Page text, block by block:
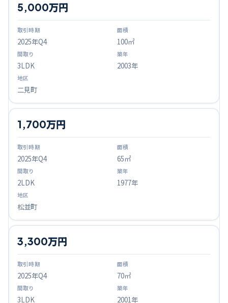
2025年Q4
5,000万円
100㎡
3LDK 2003年
二見町
2025年Q4
1,700万円
65㎡
2LDK 1977年
松並町
2025年Q4
3,300万円
70㎡
3LDK 2001年